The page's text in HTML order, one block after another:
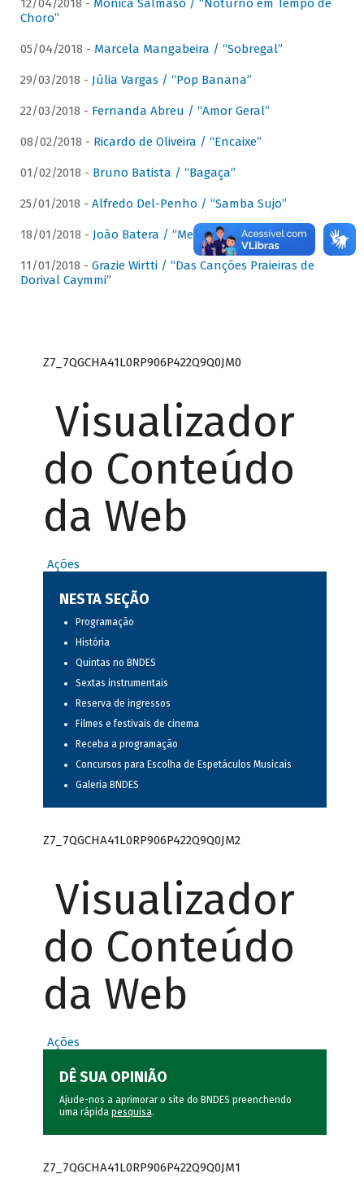
12/04/2018 - Mônica Salmaso / “Noturno em Tempo de
Choro”
05/04/2018 - Marcela Mangabeira / “Sobregal”
29/03/2018 - Júlia Vargas / “Pop Banana”
22/03/2018 - Fernanda Abreu / “Amor Geral”
08/02/2018 - Ricardo de Oliveira / “Encaixe”
01/02/2018 - Bruno Batista / “Bagaça”
25/01/2018 - Alfredo Del-Penho / “Samba Sujo”
18/01/2018 - João Batera / “Meu Pandeiro”
11/01/2018 - Grazie Wirtti / “Das Canções Praieiras de
Dorival Caymmi”
Z7_7QGCHA41L0RP906P422Q9Q0JM0
Visualizador
do Conteúdo
da Web
Ações
NESTA SEÇÃO
Programação
História
Quintas no BNDES
Sextas instrumentais
Reserva de ingressos
Filmes e festivais de cinema
Receba a programação
Concursos para Escolha de Espetáculos Musicais
Galeria BNDES
Z7_7QGCHA41L0RP906P422Q9Q0JM2
Visualizador
do Conteúdo
da Web
Ações
DÊ SUA OPINIÃO
Ajude-nos a aprimorar o site do BNDES preenchendo
uma rápida pesquisa.
Z7_7QGCHA41L0RP906P422Q9Q0JM1